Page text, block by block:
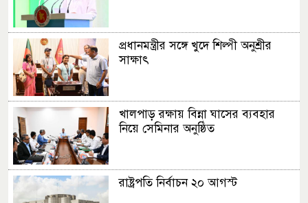
প্রধানমন্ত্রীর সঙ্গে খুদে শিল্পী অনুশ্রীর
সাক্ষাৎ
খালপাড় রক্ষায় বিন্না ঘাসের ব্যবহার
নিয়ে সেমিনার অনুষ্ঠিত
রাষ্ট্রপতি নির্বাচন ২০ আগস্ট